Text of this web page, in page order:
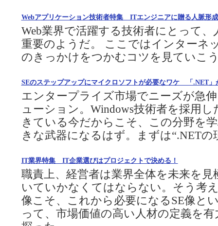
Webアプリケーション技術者特集 ITエンジニアに贈る人脈形
Web業界で活躍する技術者にとって
重要のようだ。 ここではインターネ
のきっかけをつかむコツを見ていこ
SEのステップアップにマイクロソフトが必要なワケ 「.NET」
エンタープライズ市場でニーズが急
ューション。Windows技術者を採用
きている今だからこそ、この分野を
きな武器になるはず。まずは“.NETの
IT業界特集 IT企業選びはプロジェクトで決める！
職責上、経営者は業界全体を未来を
いていかなくてはならない。そう考
像こそ、これから必要になるSE像と
って、市場価値の高い人材の定義を